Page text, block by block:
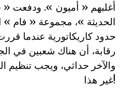
أغلبهم « أميون ». ودفعت «
الحديثة »، مجموعة « فام »
حدود كاريكاتورية عندما
رقابة، أن هناك شعبين في
والآخر حداثي، ويجب تنظيم
غير هذا!